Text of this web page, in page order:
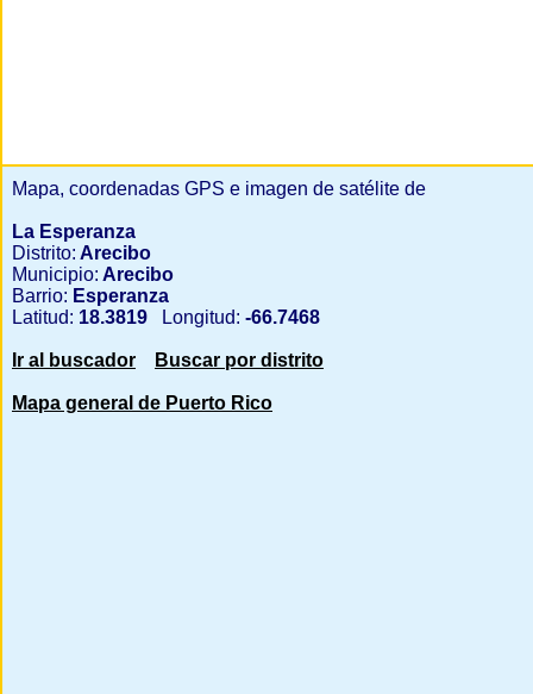
Mapa, coordenadas GPS e imagen de satélite de
La Esperanza
Distrito: Arecibo
Municipio: Arecibo
Barrio: Esperanza
Latitud: 18.3819 Longitud: -66.7468
Ir al buscador Buscar por distrito
Mapa general de Puerto Rico